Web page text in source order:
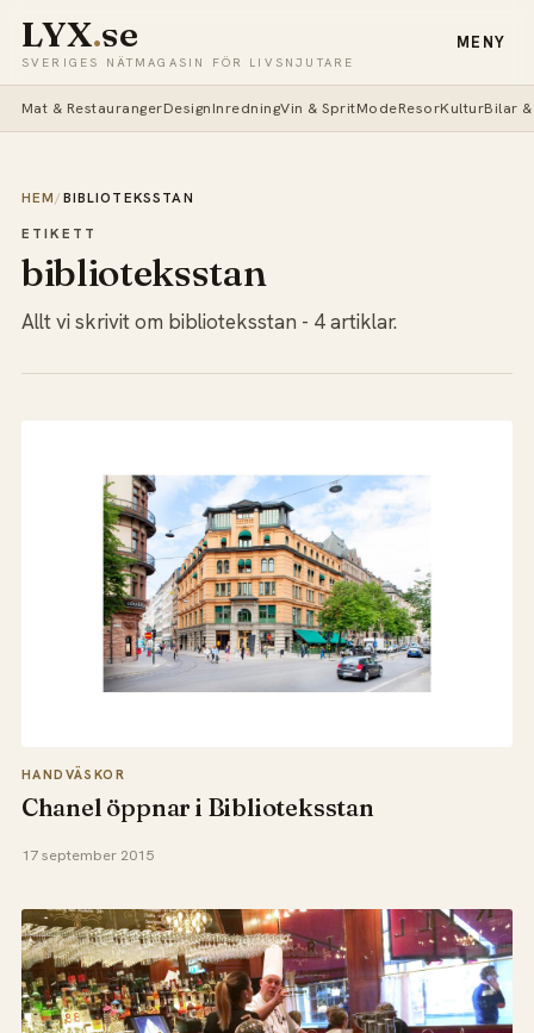
LYX.se
SVERIGES NÄTMAGASIN FÖR LIVSNJUTARE
MENY
Mat & RestaurangerDesignInredningVin & SpritModeResorKulturBilar
HEM / BIBLIOTEKSSTAN
ETIKETT
biblioteksstan
Allt vi skrivit om biblioteksstan - 4 artiklar.
HANDVÄSKOR
Chanel öppnar i Biblioteksstan
17 september 2015